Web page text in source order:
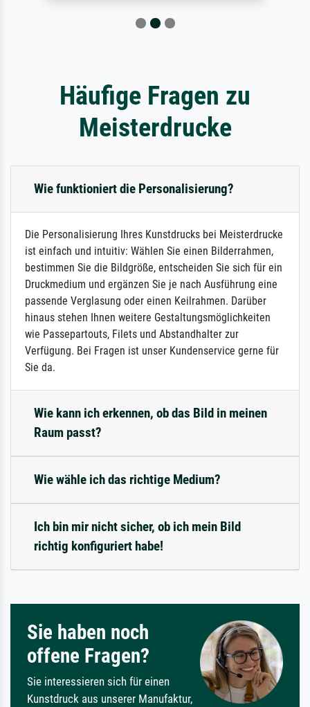
Häufige Fragen zu
Meisterdrucke
Wie funktioniert die Personalisierung?
Die Personalisierung Ihres Kunstdrucks bei Meisterdrucke
ist einfach und intuitiv: Wählen Sie einen Bilderrahmen,
bestimmen Sie die Bildgröße, entscheiden Sie sich für ein
Druckmedium und ergänzen Sie je nach Ausführung eine
passende Verglasung oder einen Keilrahmen. Darüber
hinaus stehen Ihnen weitere Gestaltungsmöglichkeiten
wie Passepartouts, Filets und Abstandhalter zur
Verfügung. Bei Fragen ist unser Kundenservice gerne für
Sie da.
Wie kann ich erkennen, ob das Bild in meinen
Raum passt?
Wie wähle ich das richtige Medium?
Ich bin mir nicht sicher, ob ich mein Bild
richtig konfiguriert habe!
Sie haben noch
offene Fragen?
Sie interessieren sich für einen
Kunstdruck aus unserer Manufaktur,